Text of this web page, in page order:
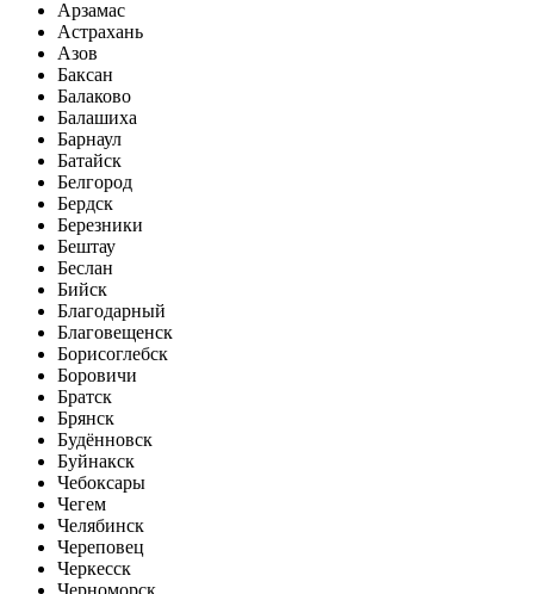
Арзамас
Астрахань
Азов
Баксан
Балаково
Балашиха
Барнаул
Батайск
Белгород
Бердск
Березники
Бештау
Беслан
Бийск
Благодарный
Благовещенск
Борисоглебск
Боровичи
Братск
Брянск
Будённовск
Буйнакск
Чебоксары
Чегем
Челябинск
Череповец
Черкесск
Черноморск